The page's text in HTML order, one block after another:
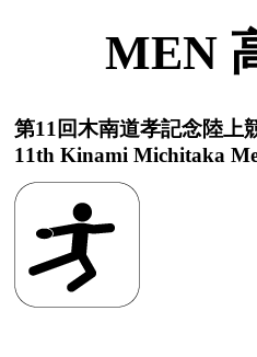
MEN
第11回木南道孝記念陸
11th Kinami Michitaka